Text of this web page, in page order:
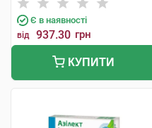
Є в наявності
від 937.30 грн
КУПИТИ